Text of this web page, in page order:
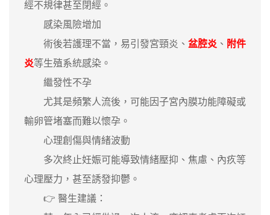
經不規律甚至閉經。
感染風險增加
術後若護理不當，易引發宮頸炎、 盆腔炎 、 附件
炎等生殖系統感染。
繼發性不孕
尤其是頻繁人流後，可能因子宮內膜功能障礙或
輸卵管堵塞而難以懷孕。
心理創傷與情緒波動
多次終止妊娠可能導致情緒壓抑、焦慮、內疚等
心理壓力，甚至誘發抑鬱。
👉 醫生建議：